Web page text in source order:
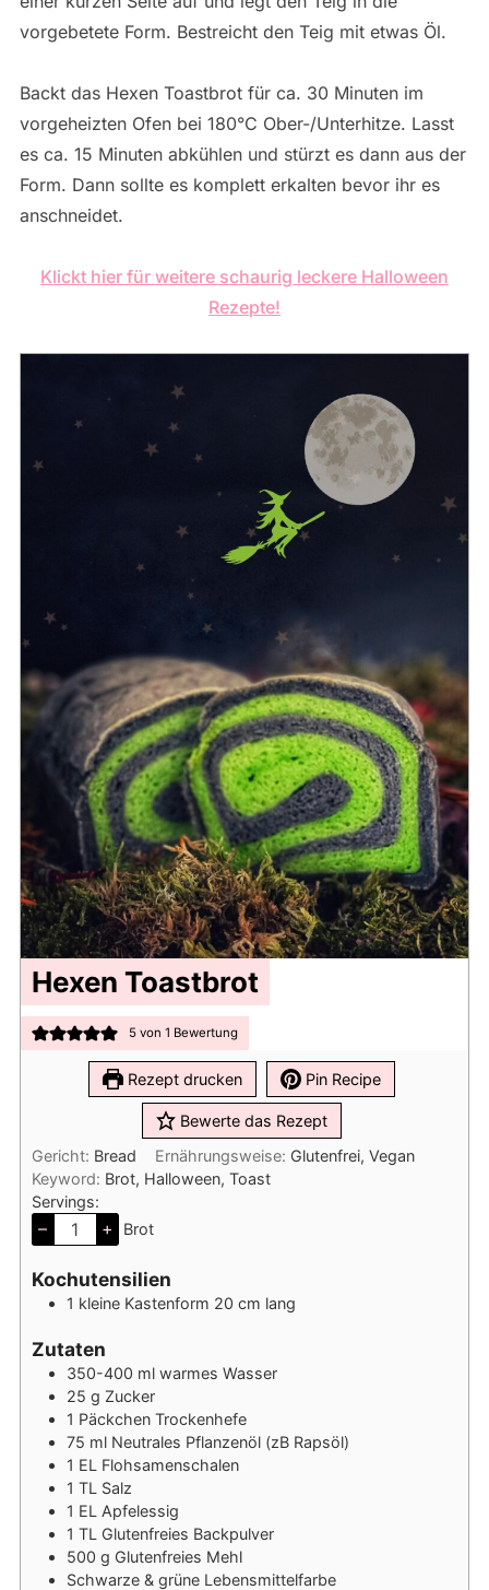
vorgebetete Form. Bestreicht den Teig mit etwas Öl.
Backt das Hexen Toastbrot für ca. 30 Minuten im
vorgeheizten Ofen bei 180°C Ober-/Unterhitze. Lasst
es ca. 15 Minuten abkühlen und stürzt es dann aus der
Form. Dann sollte es komplett erkalten bevor ihr es
anschneidet.
Klickt hier für weitere schaurig leckere Halloween
Rezepte!
Hexen Toastbrot
5 von 1 Bewertung
Rezept drucken Pin Recipe
Bewerte das Rezept
Gericht: Bread Ernährungsweise: Glutenfrei, Vegan
Keyword: Brot, Halloween, Toast
Servings:
– + Brot
Kochutensilien
1 kleine Kastenform 20 cm lang
Zutaten
350-400 ml warmes Wasser
25 g Zucker
1 Päckchen Trockenhefe
75 ml Neutrales Pflanzenöl (zB Rapsöl)
1 EL Flohsamenschalen
1 TL Salz
1 EL Apfelessig
1 TL Glutenfreies Backpulver
500 g Glutenfreies Mehl
Schwarze & grüne Lebensmittelfarbe